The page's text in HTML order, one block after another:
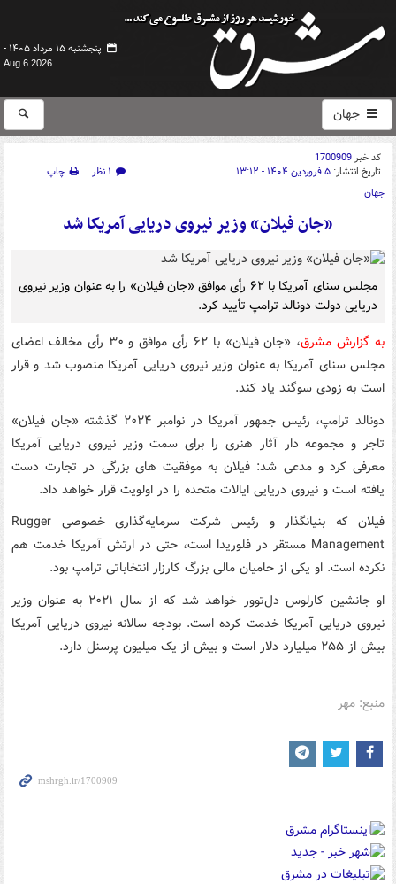
پنجشنبه ۱۵ مرداد ۱۴۰۵ -
Aug 6 2026
جهان
کد خبر1700909
تاریخ انتشار: ۵ فروردین ۱۴۰۴ - ۱۳:۱۲ ۱ نظر
چاپ
جهان
«جان فیلان» وزیر نیروی دریایی آمریکا شد
مجلس سنای آمریکا با ۶۲ رأی موافق «جان فیلان» را به عنوان وزیر نیروی
دریایی دولت دونالد ترامپ تأیید کرد.
به گزارش مشرق
، «جان فیلان» با ۶۲ رأی موافق و ۳۰ رأی مخالف اعضای
مجلس سنای آمریکا به عنوان وزیر نیروی دریایی آمریکا منصوب شد و قرار
است به زودی سوگند یاد کند.
دونالد ترامپ، رئیس جمهور آمریکا در نوامبر ۲۰۲۴ گذشته «جان فیلان»
تاجر و مجموعه دار آثار هنری را برای سمت وزیر نیروی دریایی آمریکا
معرفی کرد و مدعی شد: فیلان به موفقیت های بزرگی در تجارت دست
یافته است و نیروی دریایی ایالات متحده را در اولویت قرار خواهد داد.
فیلان که بنیانگذار و رئیس شرکت سرمایه‌گذاری خصوصی Rugger
Management مستقر در فلوریدا است، حتی در ارتش آمریکا خدمت هم
نکرده است. او یکی از حامیان مالی بزرگ کارزار انتخاباتی ترامپ بود.
او جانشین کارلوس دل‌توور خواهد شد که از سال ۲۰۲۱ به عنوان وزیر
نیروی دریایی آمریکا خدمت کرده است. بودجه سالانه نیروی دریایی آمریکا
بیش از ۲۵۵ میلیارد دلار است و بیش از یک میلیون پرسنل دارد.
منبع: مهر